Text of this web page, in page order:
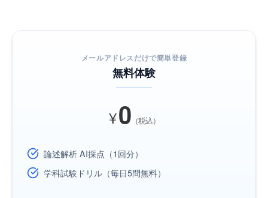
メールアドレスだけで簡単登録
無料体験
¥0（税込）
論述解析 AI採点（1回分）
学科試験ドリル（毎日5問無料）